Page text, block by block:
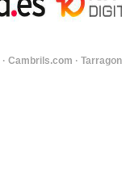
· Cambrils.com ·